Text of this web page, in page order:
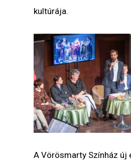
kultúrája.
A Vörösmarty Színház új